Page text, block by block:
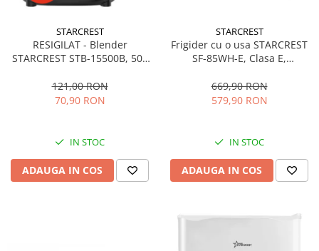
STARCREST
RESIGILAT - Blender
STARCREST STB-15500B, 500
Pulse, Negru
121,00 RON
70,90 RON
IN STOC
ADAUGA IN COS
STARCREST
Frigider cu o usa STARCREST
SF-85WH-E, Clasa E,
interioara, Compartiment
gheata, H 82 cm, Alb
669,90 RON
579,90 RON
IN STOC
ADAUGA IN COS